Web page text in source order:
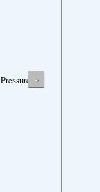
Pressure -